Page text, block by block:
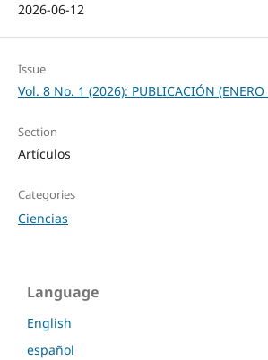
2026-06-12
Issue
Vol. 8 No. 1 (2026): PUBLICACIÓN
Section
Artículos
Categories
Ciencias
Language
English
español